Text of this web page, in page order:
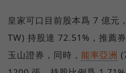
皇家可口目前股本爲 7 億元
TW) 持股達 72.51%，推薦
玉山證券，同時， 能率亞洲